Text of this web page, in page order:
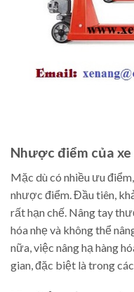
Nhược điểm của
Mặc dù có nhiều ưu
nhược điểm. Đầu tiên,
rất hạn chế. Nâng tay
hóa nhẹ và không thể
nữa, việc nâng hạ hàng
gian, đặc biệt là trong